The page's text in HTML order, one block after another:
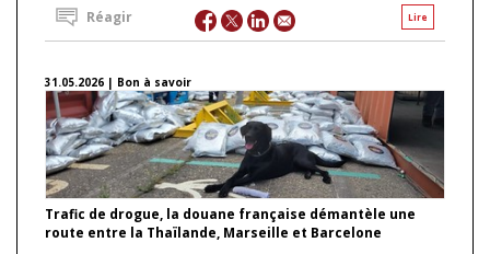
Lire
Réagir
31.05.2026 | Bon à savoir
Trafic de drogue, la douane française démantèle une
route entre la Thaïlande, Marseille et Barcelone